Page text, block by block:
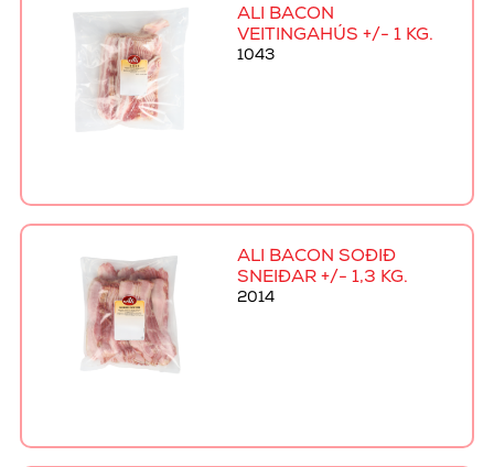
ALI BACON
VEITINGAHÚS +/- 1 KG.
1043
ALI BACON SOÐIÐ
SNEIÐAR +/- 1,3 KG.
2014